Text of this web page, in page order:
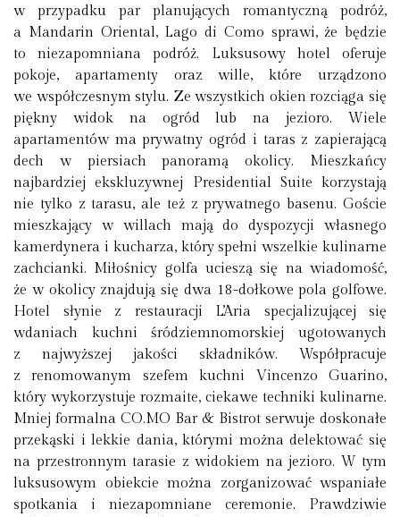
w przypadku par planujących romantyczną podróż,
a Mandarin Oriental, Lago di Como sprawi, że będzie
to niezapomniana podróż. Luksusowy hotel oferuje
pokoje, apartamenty oraz wille, które urządzono
we współczesnym stylu. Ze wszystkich okien rozciąga się
piękny widok na ogród lub na jezioro. Wiele
apartamentów ma prywatny ogród i taras z zapierającą
dech w piersiach panoramą okolicy. Mieszkańcy
najbardziej ekskluzywnej Presidential Suite korzystają
nie tylko z tarasu, ale też z prywatnego basenu. Goście
mieszkający w willach mają do dyspozycji własnego
kamerdynera i kucharza, który spełni wszelkie kulinarne
zachcianki. Miłośnicy golfa ucieszą się na wiadomość,
że w okolicy znajdują się dwa 18-dołkowe pola golfowe.
Hotel słynie z restauracji L’Aria specjalizującej się
wdaniach kuchni śródziemnomorskiej ugotowanych
z najwyższej jakości składników. Współpracuje
z renomowanym szefem kuchni Vincenzo Guarino,
który wykorzystuje rozmaite, ciekawe techniki kulinarne.
Mniej formalna CO.MO Bar & Bistrot serwuje doskonałe
przekąski i lekkie dania, którymi można delektować się
na przestronnym tarasie z widokiem na jezioro. W tym
luksusowym obiekcie można zorganizować wspaniałe
spotkania i niezapomniane ceremonie. Prawdziwie